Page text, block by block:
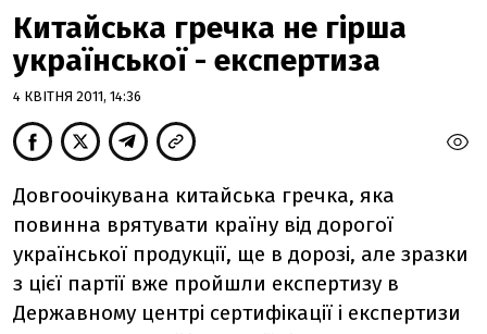
Китайська гречка не гірша
української - експертиза
4 КВІТНЯ 2011, 14:36
Довгоочікувана китайська гречка, яка
повинна врятувати країну від дорогої
української продукції, ще в дорозі, але зразки
з цієї партії вже пройшли експертизу в
Державному центрі сертифікації і експертизи